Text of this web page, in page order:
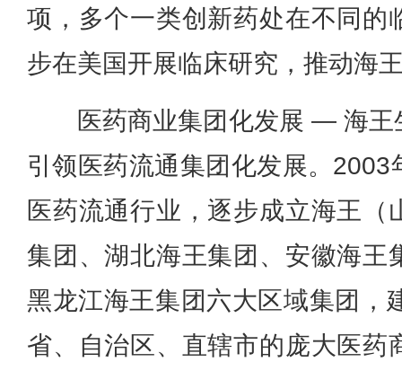
项，多个一类创新药处在不同的
步在美国开展临床研究，推动海
医药商业集团化发展 — 海王
引领医药流通集团化发展。
医药流通行业，逐步成立海王（
集团、湖北海王集团、安徽海王
黑龙江海王集团六大区域集团，
省、自治区、直辖市的庞大医药